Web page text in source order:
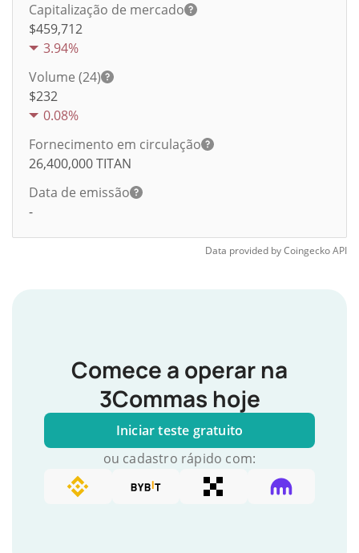
Capitalização de mercado
$459,712
3.94%
Volume (24)
$232
0.08%
Fornecimento em circulação
26,400,000TITAN
Data de emissão
-
Data provided byCoingeckoAPI
Comece a operar na
3Commas hoje
Iniciar teste gratuito
ou cadastro rápido com: